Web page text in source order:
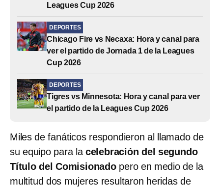
Leagues Cup 2026
DEPORTES
Chicago Fire vs Necaxa: Hora y canal para
ver el partido de Jornada 1 de la Leagues
Cup 2026
DEPORTES
Tigres vs Minnesota: Hora y canal para ver
el partido de la Leagues Cup 2026
Miles de fanáticos respondieron al llamado de
su equipo para la celebración del segundo
Título del Comisionado pero en medio de la
multitud dos mujeres resultaron heridas de